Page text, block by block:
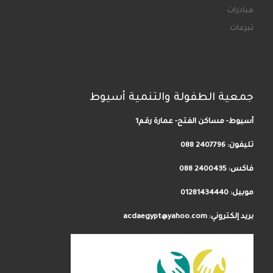
مبادرات
تبرعات
جمعية الطفولة والتنمية أسيوط
أسيوط- مساكن الفتح- عمارة رقم1
تليفون: 2407796 088
فاكس: 2400435 088
موبيل: 01281434440
بريد إلكتروني: acdaegypt@yahoo.com